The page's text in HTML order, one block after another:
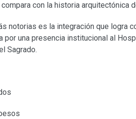
con la historia arquitectónica
notorias es la integración que logra
por una presencia institucional al
Sagrado.